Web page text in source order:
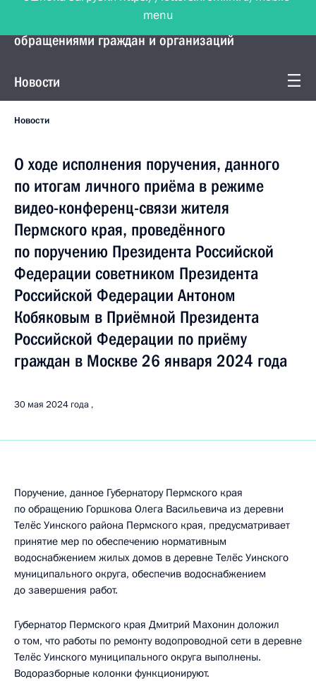
Управление Президента по работе с
обращениями граждан и организаций
Новости
Новости
О ходе исполнения поручения, данного
по итогам личного приёма в режиме
видео-конференц-связи жителя
Пермского края, проведённого
по поручению Президента Российской
Федерации советником Президента
Российской Федерации Антоном
Кобяковым в Приёмной Президента
Российской Федерации по приёму
граждан в Москве 26 января 2024 года
30 мая 2024 года
Поручение, данное Губернатору Пермского края
по обращению Горшкова Олега Васильевича из деревни
Телёс Уинского района Пермского края, предусматривает
принятие мер по обеспечению нормативным
водоснабжением жилых домов в деревне Телёс Уинского
муниципального округа, обеспечив водоснабжением
до завершения работ.
Губернатор Пермского края Дмитрий Махонин доложил
о том, что работы по ремонту водопроводной сети в деревне
Телёс Уинского муниципального округа выполнены.
Водоразборные колонки функционируют.
menu